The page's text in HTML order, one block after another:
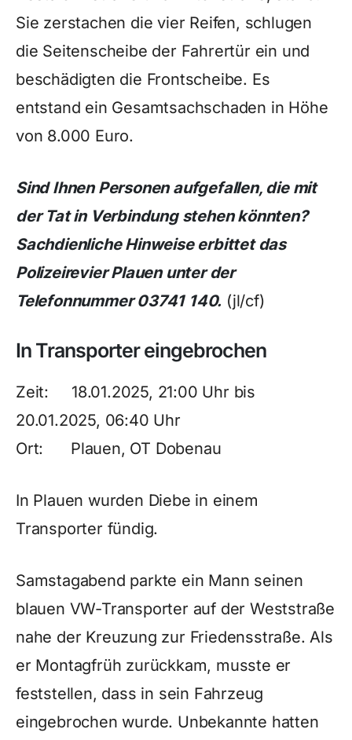
Sie zerstachen die vier Reifen, schlugen
die Seitenscheibe der Fahrertür ein und
beschädigten die Frontscheibe. Es
entstand ein Gesamtsachschaden in Höhe
von 8.000 Euro.
Sind Ihnen Personen aufgefallen, die mit
der Tat in Verbindung stehen könnten?
Sachdienliche Hinweise erbittet das
Polizeirevier Plauen unter der
Telefonnummer 03741 140. (jl/cf)
In Transporter eingebrochen
Zeit: 18.01.2025, 21:00 Uhr bis
20.01.2025, 06:40 Uhr
Ort: Plauen, OT Dobenau
In Plauen wurden Diebe in einem
Transporter fündig.
Samstagabend parkte ein Mann seinen
blauen VW-Transporter auf der Weststraße
nahe der Kreuzung zur Friedensstraße. Als
er Montagfrüh zurückkam, musste er
feststellen, dass in sein Fahrzeug
eingebrochen wurde. Unbekannte hatten